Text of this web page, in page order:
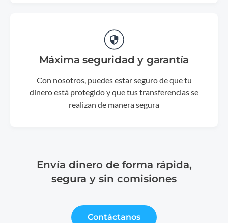
Máxima seguridad y garantía
Con nosotros, puedes estar seguro de que tu
dinero está protegido y que tus transferencias se
realizan de manera segura
Envía dinero de forma rápida,
segura y sin comisiones
Contáctanos